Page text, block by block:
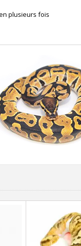
plusieurs fois